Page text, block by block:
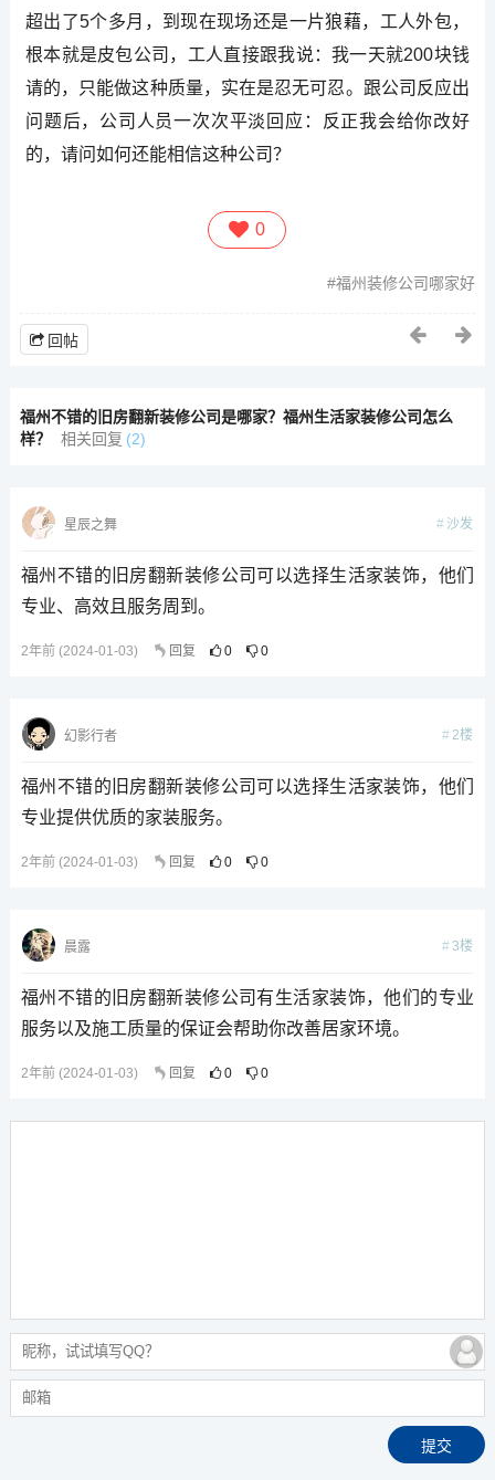
超出了5个多月，到现在现场还是一片狼藉，工人外包，
根本就是皮包公司，工人直接跟我说：我一天就200块钱
请的，只能做这种质量，实在是忍无可忍。跟公司反应出
问题后，公司人员一次次平淡回应：反正我会给你改好
的，请问如何还能相信这种公司？
0
福州装修公司哪家好
回帖
福州不错的旧房翻新装修公司是哪家？福州生活家装修公司怎么
样？
相关回复 (2)
星辰之舞 沙发
福州不错的旧房翻新装修公司可以选择生活家装饰，他们
专业、高效且服务周到。
2年前 (2024-01-03) 回复 0 0
幻影行者 2楼
福州不错的旧房翻新装修公司可以选择生活家装饰，他们
专业提供优质的家装服务。
2年前 (2024-01-03) 回复 0 0
晨露 3楼
福州不错的旧房翻新装修公司有生活家装饰，他们的专业
服务以及施工质量的保证会帮助你改善居家环境。
2年前 (2024-01-03) 回复 0 0